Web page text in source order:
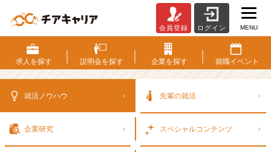
考
対
策・
ウ
会員登録 ログイン MENU
求人を探す 説明会を探す 企業を探す 就職イベント
就活ノウハウ 先輩の就活
企業研究 スペシャルコンテンツ